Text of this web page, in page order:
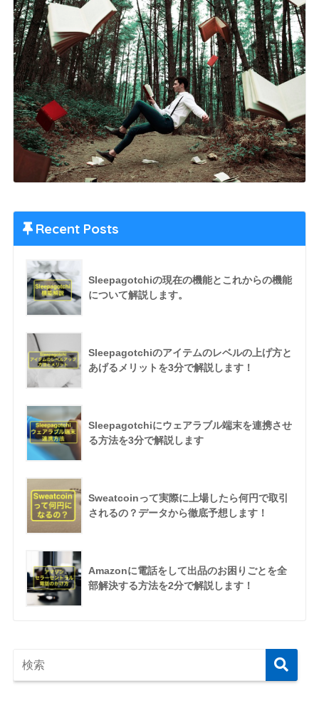
Recent Posts
Sleepagotchiの現在の機能とこれからの機能
について解説します。
Sleepagotchiのアイテムのレベルの上げ方と
あげるメリットを3分で解説します！
Sleepagotchiにウェアラブル端末を連携させ
る方法を3分で解説します
Sweatcoinって実際に上場したら何円で取引
されるの？データから徹底予想します！
Amazonに電話をして出品のお困りごとを全
部解決する方法を2分で解説します！